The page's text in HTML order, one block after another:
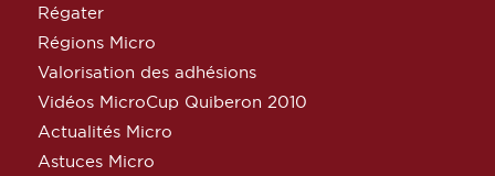
Régater
Régions Micro
Valorisation des adhésions
Vidéos MicroCup Quiberon 2010
Actualités Micro
Astuces Micro